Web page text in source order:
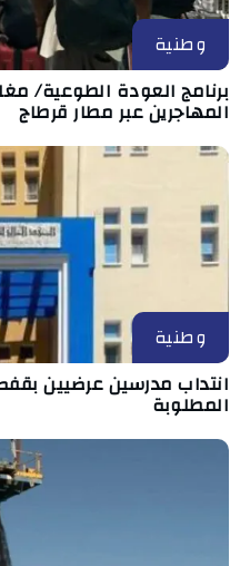
وطنية
برنامج العودة الطوعية/
المهاجرين عبر مطار قرطاج
وطنية
انتداب مدرسين عرضيين
المطلوبة